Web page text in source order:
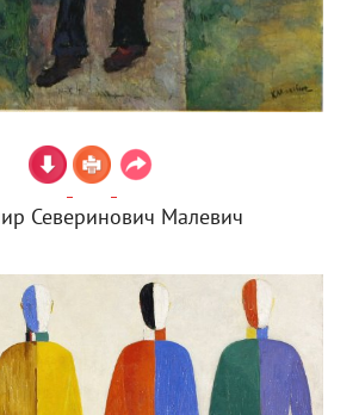
Северинович Малевич